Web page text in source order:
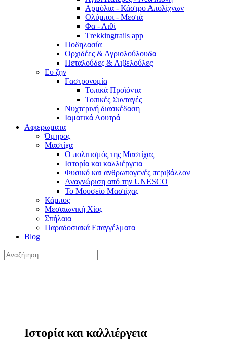
Αρμόλια - Κάστρο Απολίχνων
Ολύμποι - Μεστά
Φα - Λιθί
Τrekkingtrails app
Ποδηλασία
Ορχιδέες & Αγριολούλουδα
Πεταλούδες & Λιβελούλες
Ευ ζην
Γαστρονομία
Τοπικά Προϊόντα
Τοπικές Συνταγές
Νυχτερινή διασκέδαση
Ιαματικά Λουτρά
Αφιερωματα
Όμηρος
Μαστίχα
Ο πολιτισμός της Μαστίχας
Ιστορία και καλλιέργεια
Φυσικό και ανθρωπογενές περιβάλλον
Αναγνώριση από την UNESCO
Το Μουσείο Μαστίχας
Κάμπος
Μεσαιωνική Χίος
Σπήλαια
Παραδοσιακά Επαγγέλματα
Blog
Ιστορία και καλλιέργεια